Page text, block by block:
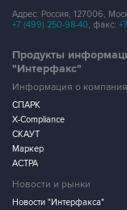
Адрес: Россия, 127006,
+7 (499) 250-98-40, факс:
Продукты
"Интерфакс"
Информация о
СПАРК
X-Compliance
СКАУТ
Маркер
АСТРА
Новости и рынки
Новости "Интерфакса"